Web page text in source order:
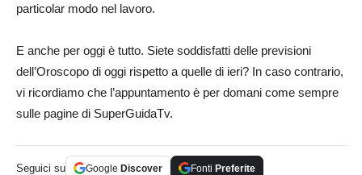
particolar modo nel lavoro.
E anche per oggi è tutto. Siete soddisfatti delle previsioni
dell’Oroscopo di oggi rispetto a quelle di ieri? In caso contrario,
vi ricordiamo che l’appuntamento è per domani come sempre
sulle pagine di SuperGuidaTv.
Seguici su Google Discover Fonti Preferite